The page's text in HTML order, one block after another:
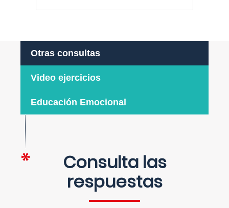
Otras consultas
Video ejercicios
Educación Emocional
Consulta las
respuestas